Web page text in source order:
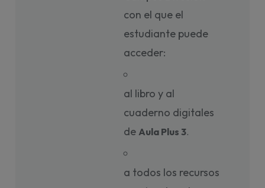
con el que el
estudiante puede
acceder:
al libro y al
cuaderno digitales
deAula Plus 3.
a todos los recursos